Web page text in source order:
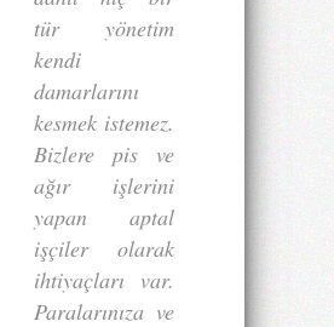
tür yönetim
kendi
damarlarını
kesmek istemez.
Bizlere pis ve
ağır işlerini
yapan aptal
işçiler olarak
ihtiyaçları var.
Paralarınıza ve